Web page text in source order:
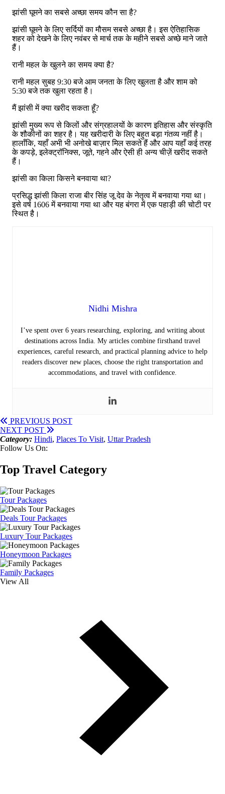
झांसी घूमने का सबसे अच्छा समय कौन सा है?
झांसी घूमने के लिए सर्दियों का मौसम सबसे अच्छा है। इस ऐतिहासिक
शहर को देखने के लिए नवंबर से मार्च तक के महीने सबसे अच्छे माने जाते
हैं।
रानी महल के खुलने का समय क्या है?
रानी महल सुबह 9:30 बजे आम जनता के लिए खुलता है और शाम को
5:30 बजे तक खुला रहता है।
मैं झांसी में क्या खरीद सकता हूँ?
झांसी मुख्य रूप से किलों और संग्रहालयों के कारण इतिहास और संस्कृति
के शौकीनों का शहर है। यह खरीदारी के लिए बहुत बड़ा गंतव्य नहीं है।
हालाँकि, यहाँ अभी भी अनोखे बाज़ार मिल सकते हैं और आप यहाँ कई तरह
के कपड़े, इलेक्ट्रॉनिक्स, जूते, गहने और ऐसी ही अन्य चीज़ें खरीद सकते
हैं।
झांसी का किला किसने बनवाया था?
प्रसिद्ध झांसी किला राजा बीर सिंह जू देव के नेतृत्व में बनवाया गया था।
इसे वर्ष 1606 में बनवाया गया था और यह बंगरा में एक पहाड़ी की चोटी पर
स्थित है।
Nidhi Mishra
I’ve spent over 6 years researching, exploring, and writing about
destinations across India. My articles combine firsthand travel
experiences, careful research, and practical planning advice to help
readers discover new places, choose the right transportation and
accommodations, and travel with confidence.
PREVIOUS POST
NEXT POST
Category: Hindi, Places To Visit, Uttar Pradesh
Follow Us On:
Top Travel Category
Tour Packages
Deals Tour Packages
Luxury Tour Packages
Honeymoon Packages
Family Packages
View All